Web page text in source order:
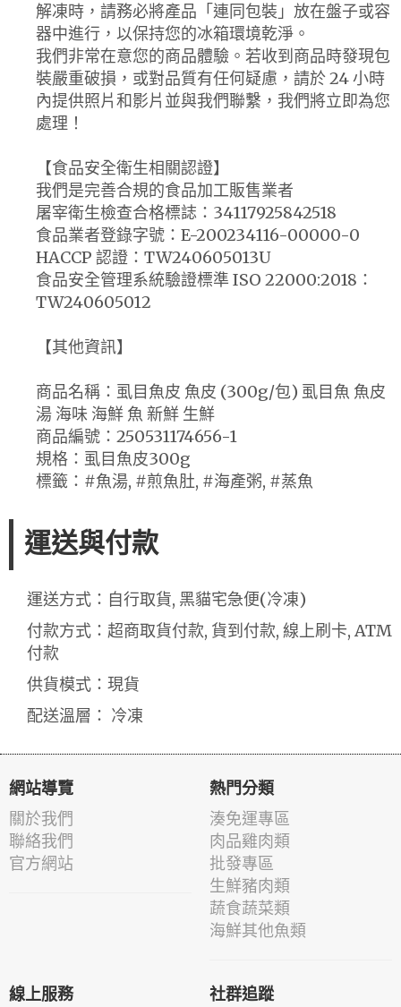
解凍時，請務必將產品「連同包裝」放在盤子或容
器中進行，以保持您的冰箱環境乾淨。
我們非常在意您的商品體驗。若收到商品時發現包
裝嚴重破損，或對品質有任何疑慮，請於 24 小時
內提供照片和影片並與我們聯繫，我們將立即為您
處理！
【食品安全衛生相關認證】
我們是完善合規的食品加工販售業者
屠宰衛生檢查合格標誌：34117925842518
食品業者登錄字號：E-200234116-00000-0
HACCP 認證：TW240605013U
食品安全管理系統驗證標準 ISO 22000:2018：
TW240605012
【其他資訊】
商品名稱：虱目魚皮 魚皮 (300g/包) 虱目魚 魚皮
湯 海味 海鮮 魚 新鮮 生鮮
商品編號：250531174656-1
規格：虱目魚皮300g
標籤：#魚湯, #煎魚肚, #海產粥, #蒸魚
運送與付款
運送方式：自行取貨, 黑貓宅急便(冷凍)
付款方式：超商取貨付款, 貨到付款, 線上刷卡, ATM
付款
供貨模式：現貨
配送溫層： 冷凍
網站導覽
關於我們
聯絡我們
官方網站
熱門分類
湊免運專區
肉品雞肉類
批發專區
生鮮豬肉類
蔬食蔬菜類
海鮮其他魚類
線上服務 社群追蹤